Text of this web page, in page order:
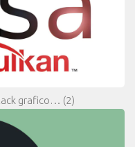
grafico… (2)